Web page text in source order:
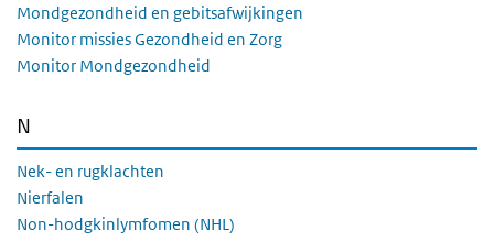
Mondgezondheid en gebitsafwijkingen
Monitor missies Gezondheid en Zorg
Monitor Mondgezondheid
N
Nek- en rugklachten
Nierfalen
Non-hodgkinlymfomen (NHL)